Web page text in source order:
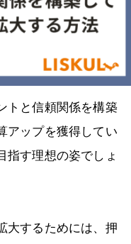
トと信頼関係を構築
アップを獲得してい
指す理想の姿でしょ
大するためには、押